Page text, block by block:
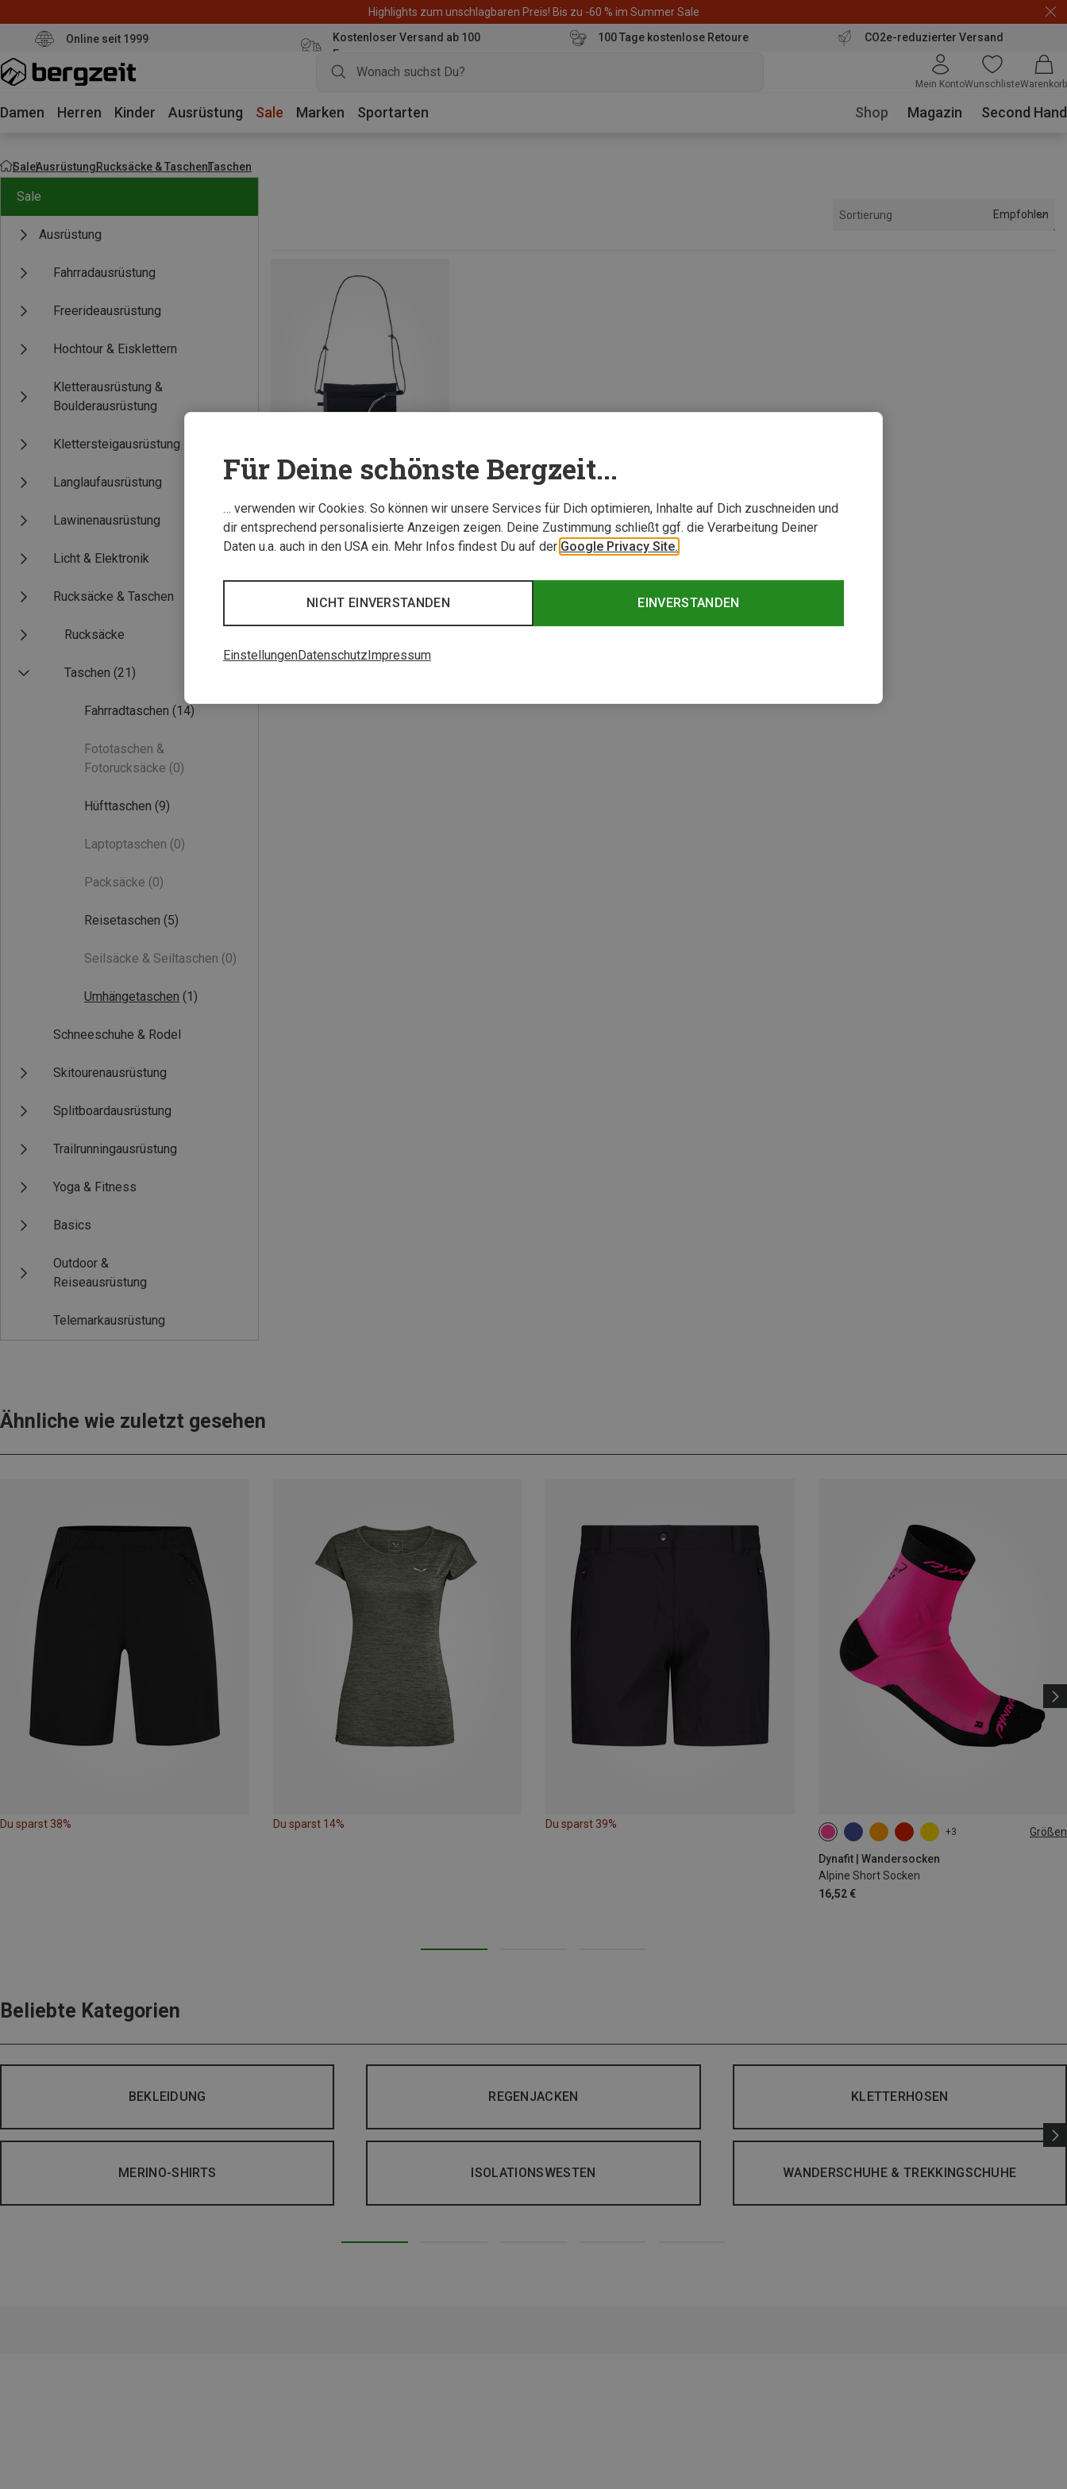
Highlights zum unschlagbaren Preis! Bis zu -60 % im Summer Sale
Online seit 1999
Kostenloser Versand ab 100
Euro
100 Tage kostenlose Retoure CO2e-reduzierter Versand
Mein KontoWunschlisteWarenkorb
Damen Herren Kinder Ausrüstung Sale Marken Sportarten Shop Magazin Second Hand
SaleAusrüstungRucksäcke & TaschenTaschen
Sale
Ausrüstung
Fahrradausrüstung
Freerideausrüstung
Hochtour & Eisklettern
Kletterausrüstung &
Boulderausrüstung
Klettersteigausrüstung
Langlaufausrüstung
Lawinenausrüstung
Licht & Elektronik
Rucksäcke & Taschen
Rucksäcke
Taschen (21)
Fahrradtaschen (14)
Fototaschen &
Fotorucksäcke (0)
Hüfttaschen (9)
Laptoptaschen (0)
Packsäcke (0)
Reisetaschen (5)
Seilsäcke & Seiltaschen (0)
Umhängetaschen (1)
Schneeschuhe & Rodel
Skitourenausrüstung
Splitboardausrüstung
Trailrunningausrüstung
Yoga & Fitness
Basics
Outdoor &
Reiseausrüstung
Telemarkausrüstung
Sortierung Empfohlen
Du sparst 23%
Ähnliche wie zuletzt gesehen
Du sparst 38% Du sparst 14% Du sparst 39%
+3 Größen
Dynafit | Wandersocken
Alpine Short Socken
16,52 €
35|36|37|38 39|40|41|42
Beliebte Kategorien
BEKLEIDUNG REGENJACKEN KLETTERHOSEN
MERINO-SHIRTS ISOLATIONSWESTEN WANDERSCHUHE & TREKKINGSCHUHE
Für Deine schönste Bergzeit...
… verwenden wir Cookies. So können wir unsere Services für Dich optimieren, Inhalte auf Dich zuschneiden und
dir entsprechend personalisierte Anzeigen zeigen. Deine Zustimmung schließt ggf. die Verarbeitung Deiner
Daten u.a. auch in den USA ein. Mehr Infos findest Du auf der Google Privacy Site.
EINVERSTANDEN
NICHT EINVERSTANDEN
EinstellungenDatenschutzImpressum